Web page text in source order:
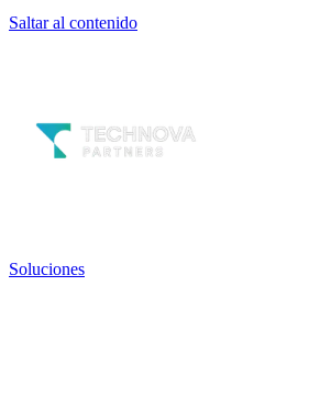
Saltar al contenido
Soluciones